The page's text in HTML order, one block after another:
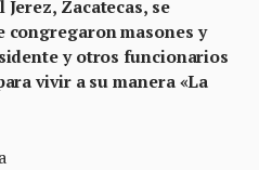
Zacatecas, se
masones y
y otros funcionarios
vivir a su manera «La